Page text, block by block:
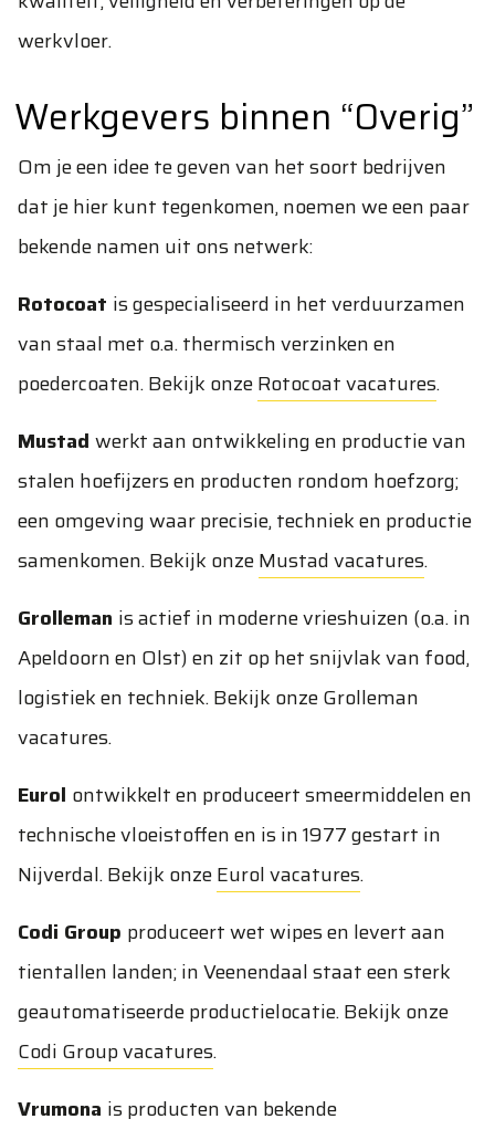
werkvloer.
Werkgevers binnen “Overig”
Om je een idee te geven van het soort bedrijven
dat je hier kunt tegenkomen, noemen we een paar
bekende namen uit ons netwerk:
Rotocoat is gespecialiseerd in het verduurzamen
van staal met o.a. thermisch verzinken en
poedercoaten. Bekijk onzeRotocoat vacatures.
Mustad werkt aan ontwikkeling en productie van
stalen hoefijzers en producten rondom hoefzorg;
een omgeving waar precisie, techniek en productie
samenkomen. Bekijk onzeMustad vacatures.
Grolleman is actief in moderne vrieshuizen (o.a. in
Apeldoorn en Olst) en zit op het snijvlak van food,
logistiek en techniek. Bekijk onzeGrolleman
vacatures.
Eurol ontwikkelt en produceert smeermiddelen en
technische vloeistoffen en is in 1977 gestart in
Nijverdal. Bekijk onzeEurol vacatures.
Codi Group produceert wet wipes en levert aan
tientallen landen; in Veenendaal staat een sterk
geautomatiseerde productielocatie. Bekijk onze
Codi Group vacatures.
Vrumona is producten van bekende